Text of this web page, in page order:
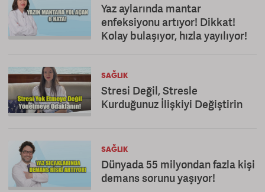
Yaz aylarında mantar
enfeksiyonu artıyor! Dikkat!
Kolay bulaşıyor, hızla yayılıyor!
SAĞLIK
Stresi Değil, Stresle
Kurduğunuz İlişkiyi Değiştirin
SAĞLIK
Dünyada 55 milyondan fazla kişi
demans sorunu yaşıyor!